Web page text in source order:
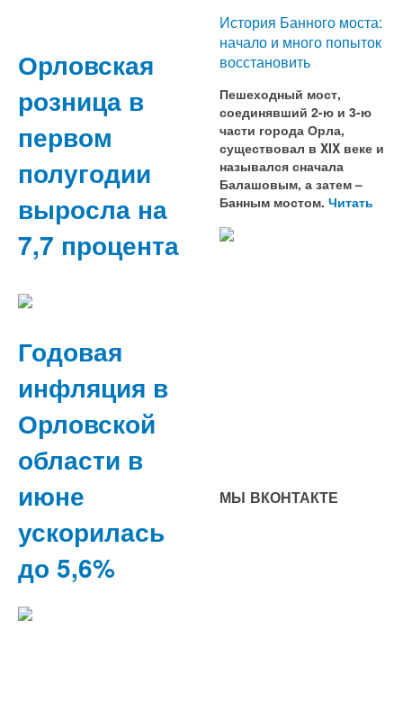
Орловская
розница в
первом
полугодии
выросла на
7,7 процента
Годовая
инфляция в
Орловской
области в
июне
ускорилась
до 5,6%
История Банного моста:
начало и много попыток
восстановить
Пешеходный мост,
соединявший 2-ю и 3-ю
части города Орла,
существовал в XIX веке и
назывался сначала
Балашовым, а затем –
Банным мостом. Читать
МЫ ВКОНТАКТЕ